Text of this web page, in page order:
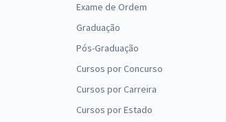
Exame de Ordem
Graduação
Pós-Graduação
Cursos por Concurso
Cursos por Carreira
Cursos por Estado